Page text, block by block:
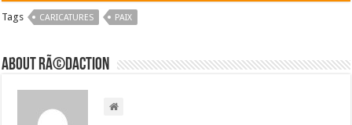
Tags CARICATURES PAIX
About RÃ©daction